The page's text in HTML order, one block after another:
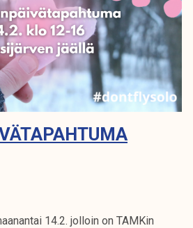
14.2. jolloin on TAMKin